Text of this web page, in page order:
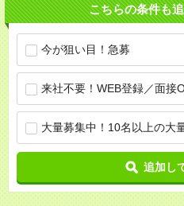
こちらの条件も
今が狙い目！急募
来社不要！WEB登録／面接
大量募集中！10名以上の大
追加し